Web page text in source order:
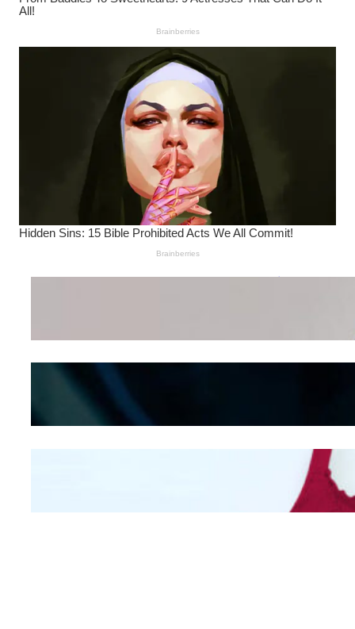
Wanita Pamer Pakaian
Kepribadian
Mengintip Kepribadian
Wanita Dari Warna Bra